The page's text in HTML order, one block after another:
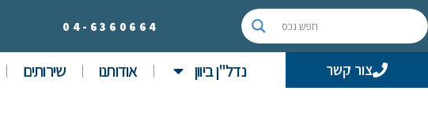
04- 6360664
צור קשר נדל"ן ביוון אודותנו שירותים